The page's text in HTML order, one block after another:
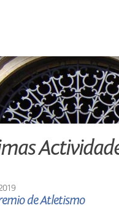
de Atletismo